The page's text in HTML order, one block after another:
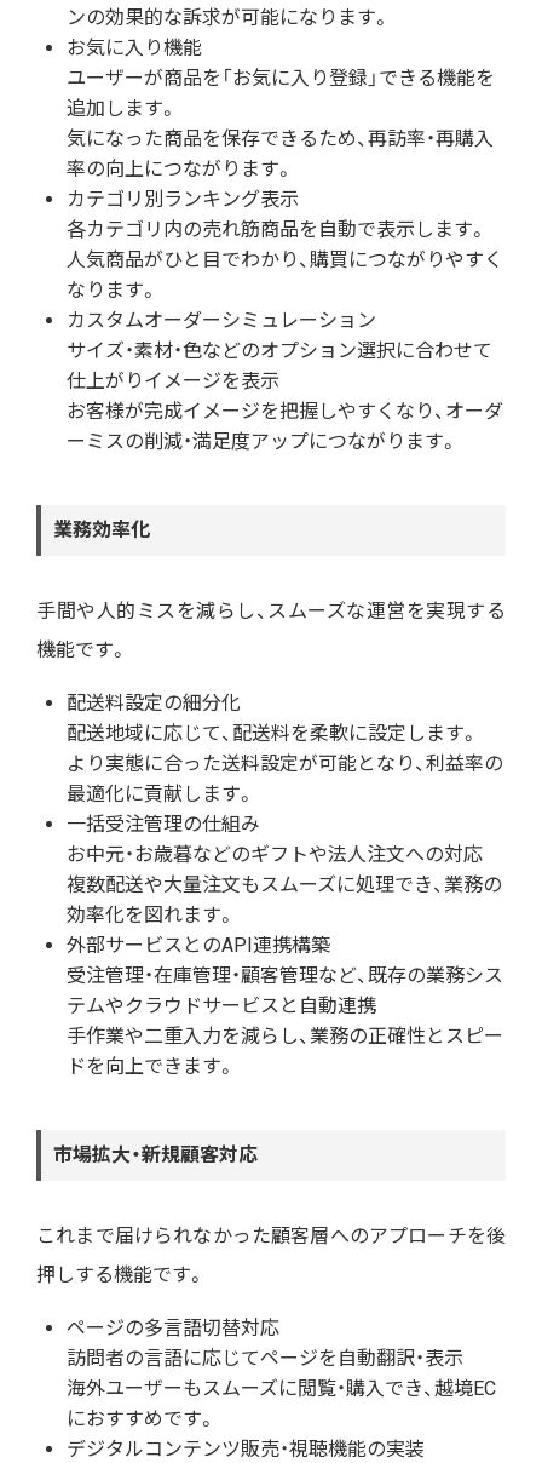
ンの効果的な訴求が可能になります。
お気に入り機能
ユーザーが商品を「お気に入り登録」できる機能を
追加します。
気になった商品を保存できるため、再訪率・再購入
率の向上につながります。
カテゴリ別ランキング表示
各カテゴリ内の売れ筋商品を自動で表示します。
人気商品がひと目でわかり、購買につながりやすく
なります。
カスタムオーダーシミュレーション
サイズ・素材・色などのオプション選択に合わせて
仕上がりイメージを表示
お客様が完成イメージを把握しやすくなり、オーダ
ーミスの削減・満足度アップにつながります。
業務効率化
手間や人的ミスを減らし、スムーズな運営を実現する
機能です。
配送料設定の細分化
配送地域に応じて、配送料を柔軟に設定します。
より実態に合った送料設定が可能となり、利益率の
最適化に貢献します。
一括受注管理の仕組み
お中元・お歳暮などのギフトや法人注文への対応
複数配送や大量注文もスムーズに処理でき、業務の
効率化を図れます。
外部サービスとのAPI連携構築
受注管理・在庫管理・顧客管理など、既存の業務シス
テムやクラウドサービスと自動連携
手作業や二重入力を減らし、業務の正確性とスピー
ドを向上できます。
市場拡大・新規顧客対応
これまで届けられなかった顧客層へのアプローチを後
押しする機能です。
ページの多言語切替対応
訪問者の言語に応じてページを自動翻訳・表示
海外ユーザーもスムーズに閲覧・購入でき、越境EC
におすすめです。
デジタルコンテンツ販売・視聴機能の実装